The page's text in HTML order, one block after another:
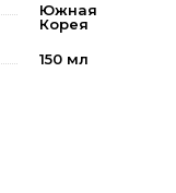
Южная
Корея
150 мл